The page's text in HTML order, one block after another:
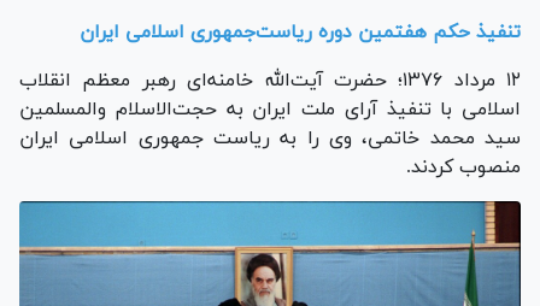
تنفیذ حکم هفتمین دوره‌ ریاست‌جمهوری اسلامی ایران
۱۲ مرداد ۱۳۷۶؛ حضرت آیت‌الله خامنه‌ای رهبر معظم انقلاب
اسلامی با تنفیذ آرای ملت ایران به حجت‌الاسلام والمسلمین
سید محمد خاتمی، وی را به ریاست جمهوری اسلامی ایران
منصوب کردند.